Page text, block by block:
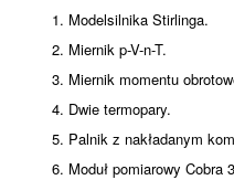
Modelsilnika Stirlinga.
Miernik p-V-n-T.
Miernik momentu
Dwie termopary.
Palnik z nakładanym
Moduł pomiarowy Cobra